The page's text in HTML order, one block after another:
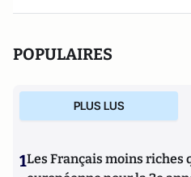
POPULAIRES
PLUS LUS
1Les Français moins riches